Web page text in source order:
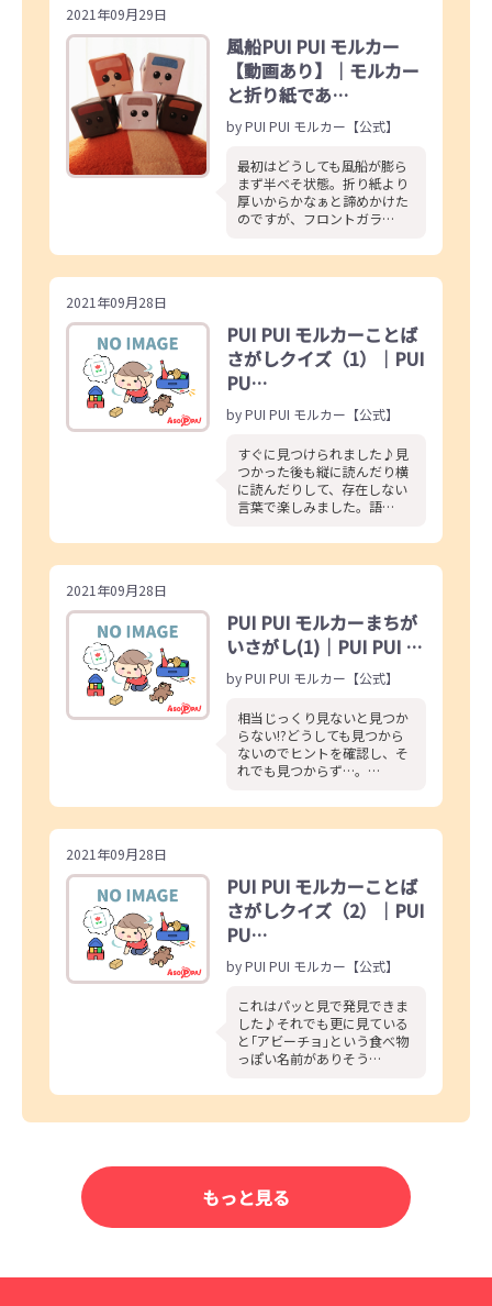
2021年09月29日
風船PUI PUI モルカー
【動画あり】｜モルカー
と折り紙であ…
by PUI PUI モルカー【公式】
最初はどうしても風船が膨ら
まず半べそ状態。折り紙より
厚いからかなぁと諦めかけた
のですが、フロントガラ…
2021年09月28日
PUI PUI モルカーことば
さがしクイズ（1）｜PUI
PU…
by PUI PUI モルカー【公式】
すぐに見つけられました♪見
つかった後も縦に読んだり横
に読んだりして、存在しない
言葉で楽しみました。語…
2021年09月28日
PUI PUI モルカーまちが
いさがし(1)｜PUI PUI …
by PUI PUI モルカー【公式】
相当じっくり見ないと見つか
らない!?どうしても見つから
ないのでヒントを確認し、そ
れでも見つからず…。…
2021年09月28日
PUI PUI モルカーことば
さがしクイズ（2）｜PUI
PU…
by PUI PUI モルカー【公式】
これはパッと見で発見できま
した♪それでも更に見ている
と｢アビーチョ｣という食べ物
っぽい名前がありそう…
もっと見る